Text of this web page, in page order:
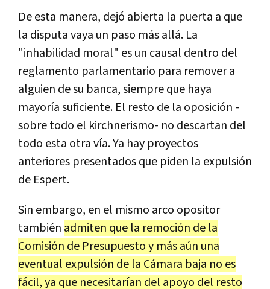
De esta manera, dejó abierta la puerta a que
la disputa vaya un paso más allá. La
"inhabilidad moral" es un causal dentro del
reglamento parlamentario para remover a
alguien de su banca, siempre que haya
mayoría suficiente. El resto de la oposición -
sobre todo el kirchnerismo- no descartan del
todo esta otra vía. Ya hay proyectos
anteriores presentados que piden la expulsión
de Espert.
Sin embargo, en el mismo arco opositor
también admiten que la remoción de la
Comisión de Presupuesto y más aún una
eventual expulsión de la Cámara baja no es
fácil, ya que necesitarían del apoyo del resto